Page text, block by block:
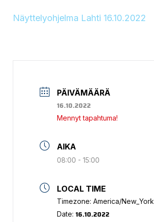
Näyttelyohjelma Lahti 16.10.2022
PÄIVÄMÄÄRÄ
16.10.2022
Mennyt tapahtuma!
AIKA
08:00 - 15:00
LOCAL TIME
Timezone:America/New_York
Date:16.10.2022